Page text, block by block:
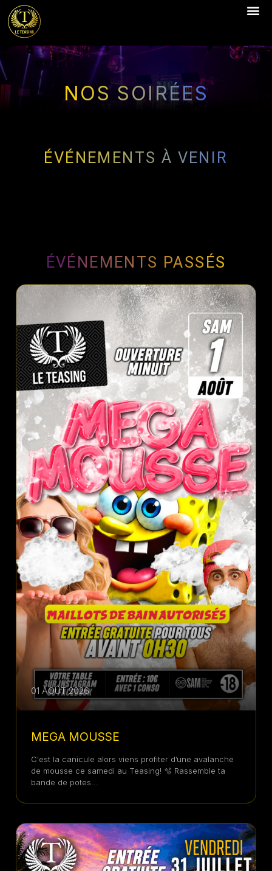
NOS SOIRÉES
ÉVÉNEMENTS À VENIR
ÉVÉNEMENTS PASSÉS
01 AOÛT 2026
MEGA MOUSSE
C'est la canicule alors viens profiter d’une avalanche
de mousse ce samedi au Teasing! 🫧 Rassemble ta
bande de potes...